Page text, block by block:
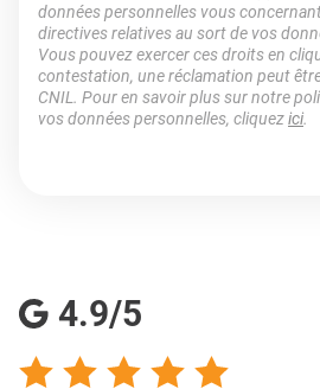
données personnelles vous
directives relatives au sort de vos
Vous pouvez exercer ces droits en
contestation, une réclamation peut
CNIL. Pour en savoir plus sur notre
vos données personnelles, cliquezici.
4.9/5